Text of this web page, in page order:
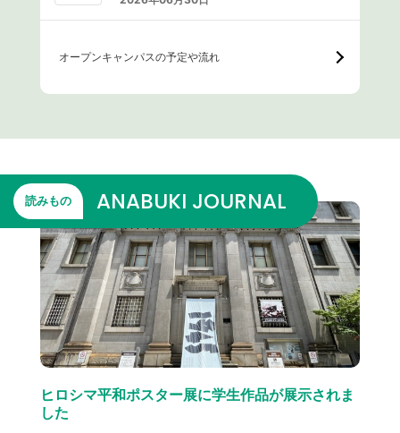
オープンキャンパスの予定や流れ
読みもの ANABUKI JOURNAL
ヒロシマ平和ポスター展に学生作品が展示されま
した